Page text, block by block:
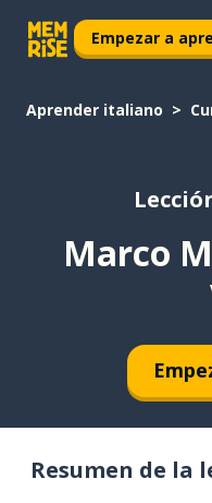
Empezar a
Aprender italiano
Marco
Resumen de la